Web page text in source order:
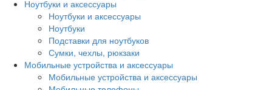
Ноутбуки и аксессуары
Ноутбуки и аксессуары
Ноутбуки
Подставки для ноутбуков
Сумки, чехлы, рюкзаки
Мобильные устройства и аксессуары
Мобильные устройства и аксессуары